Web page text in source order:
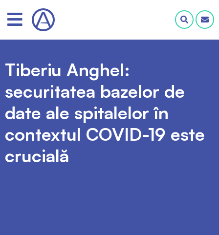
Tiberiu Anghel:
securitatea bazelor de
date ale spitalelor în
contextul COVID-19 este
crucială